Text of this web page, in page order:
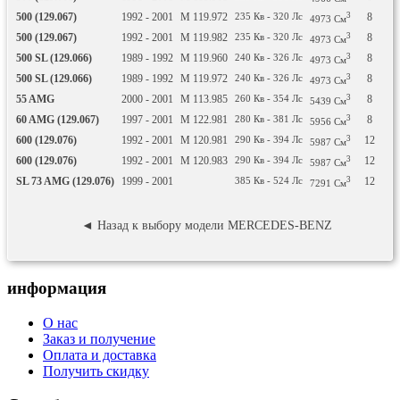
500 (129.067)
1992 - 2001 M 119.972 235 Кв - 320 Лс 4973 См3 8
500 (129.067)
1992 - 2001 M 119.982 235 Кв - 320 Лс 4973 См3 8
500 SL (129.066)
1989 - 1992 M 119.960 240 Кв - 326 Лс 4973 См3 8
500 SL (129.066)
1989 - 1992 M 119.972 240 Кв - 326 Лс 4973 См3 8
55 AMG
2000 - 2001 M 113.985 260 Кв - 354 Лс 5439 См3 8
60 AMG (129.067)
1997 - 2001 M 122.981 280 Кв - 381 Лс 5956 См3 8
600 (129.076)
1992 - 2001 M 120.981 290 Кв - 394 Лс 5987 См3 12
600 (129.076)
1992 - 2001 M 120.983 290 Кв - 394 Лс 5987 См3 12
SL 73 AMG (129.076)
1999 - 2001 385 Кв - 524 Лс 7291 См3 12
◄ Назад к выбору модели MERCEDES-BENZ
информация
О нас
Заказ и получение
Оплата и доставка
Получить скидку